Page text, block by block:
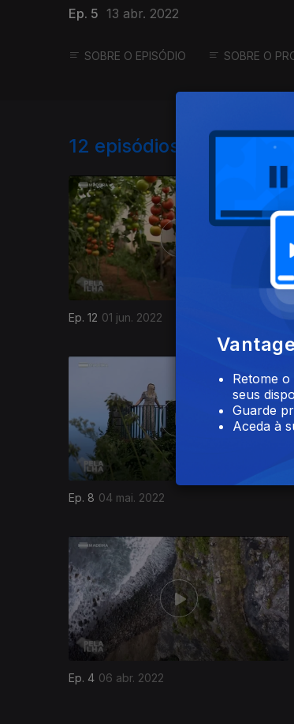
Ep. 5 13 abr. 2022
SOBRE O EPISÓDIO SOBRE O
12 episódios disponíveis
Ep. 12 01 jun. 2022
Ep. 8 04 mai. 2022
Ep. 4 06 abr. 2022
605226
Retome
seus
Guarde
Aceda à